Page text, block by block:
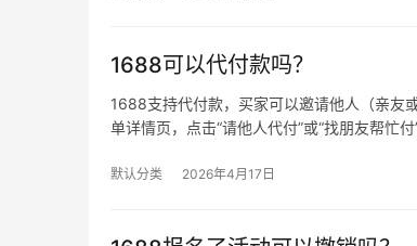
1688可以代付款吗？
1688支持代付款，买家可以邀请他人（亲友
单详情页，点击“请他人代付”或“找朋友帮忙
默认分类 2026年4月17日